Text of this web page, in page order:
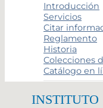
Introducción
Servicios
Citar
Reglamento
Historia
Colecciones
Catálogo en
INSTITUTO